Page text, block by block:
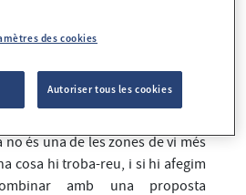
no és una de les zones de vi més
cosa hi troba-reu, i si hi afegim
amb una proposta
des cookies
Autoriser tous les cookies